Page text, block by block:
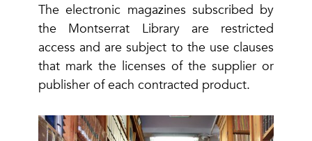
The electronic magazines subscribed by
the Montserrat Library are restricted
access and are subject to the use clauses
that mark the licenses of the supplier or
publisher of each contracted product.